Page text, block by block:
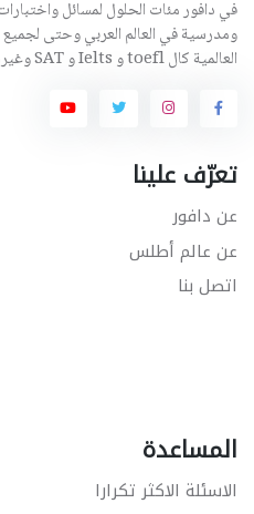
في دافور مئات الحلول لمسائل
ومدرسية في العالم العربي وحتى لجميع
العالمية كال toefl و Ielts و SAT وغيرها الكثير.
تعرّف علينا
عن دافور
عن عالم أطلس
اتصل بنا
المساعدة
الاسئلة الاكثر تكرارا